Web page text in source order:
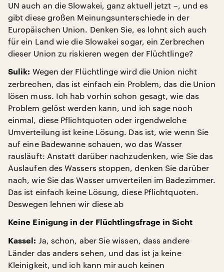
UN auch an die Slowakei, ganz aktuell jetzt –, und es
gibt diese großen Meinungsunterschiede in der
Europäischen Union. Denken Sie, es lohnt sich auch
für ein Land wie die Slowakei sogar, ein Zerbrechen
dieser Union zu riskieren wegen der Flüchtlinge?
Sulik: Wegen der Flüchtlinge wird die Union nicht
zerbrechen, das ist einfach ein Problem, das die Union
lösen muss. Ich hab vorhin schon gesagt, wie das
Problem gelöst werden kann, und ich sage noch
einmal, diese Pflichtquoten oder irgendwelche
Umverteilung ist keine Lösung. Das ist, wie wenn Sie
auf eine Badewanne schauen, wo das Wasser
rausläuft: Anstatt darüber nachzudenken, wie Sie das
Auslaufen des Wassers stoppen, denken Sie darüber
nach, wie Sie das Wasser umverteilen im Badezimmer.
Das ist einfach keine Lösung, diese Pflichtquoten.
Deswegen lehnen wir diese ab
Keine Einigung in der Flüchtlingsfrage in Sicht
Kassel: Ja, schon, aber Sie wissen, dass andere
Länder das anders sehen, und das ist ja keine
Kleinigkeit, und ich kann mir auch keinen